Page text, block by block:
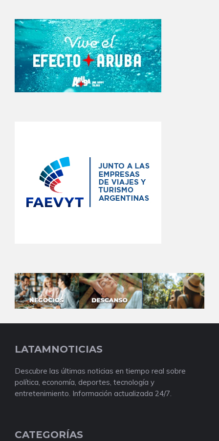
LATAMNOTICIAS
Descubre las últimas noticias en tiempo real sobre
política, economía, deportes, tecnología y
entretenimiento. Información actualizada 24/7.
CATEGORÍAS